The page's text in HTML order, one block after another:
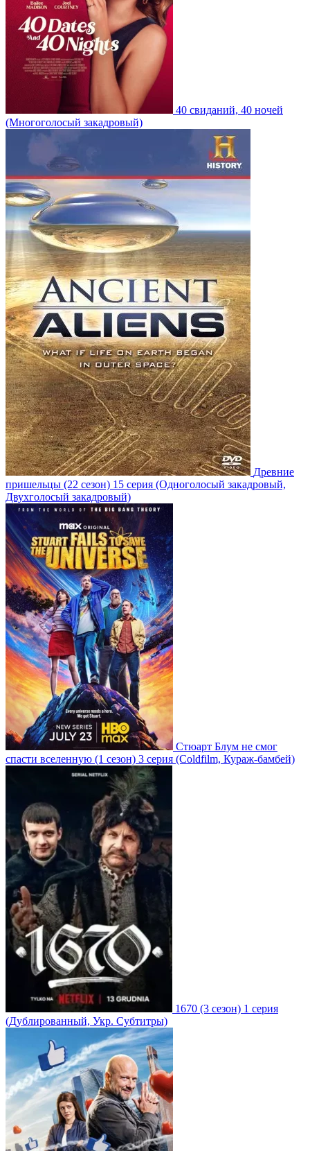
40 свиданий, 40 ночей
(Многоголосый закадровый)
Древние
пришельцы (22 сезон) 15 серия (Одноголосый закадровый,
Двухголосый закадровый)
Стюарт Блум не смог
спасти вселенную (1 сезон) 3 серия (Coldfilm, Кураж-бамбей)
1670 (3 сезон) 1 серия
(Дублированный, Укр. Субтитры)